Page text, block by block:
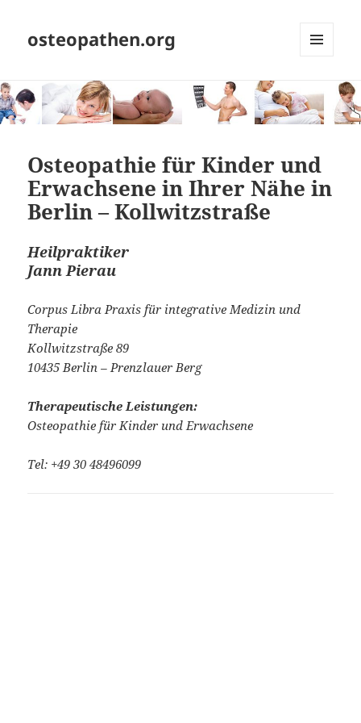
osteopathen.org
WIDGETS
Osteopathie für Kinder und
Erwachsene in Ihrer Nähe in
Berlin – Kollwitzstraße
Heilpraktiker
Jann Pierau
Corpus Libra Praxis für integrative Medizin und
Therapie
Kollwitzstraße 89
10435 Berlin – Prenzlauer Berg
Therapeutische Leistungen:
Osteopathie für Kinder und Erwachsene
Tel: +49 30 48496099